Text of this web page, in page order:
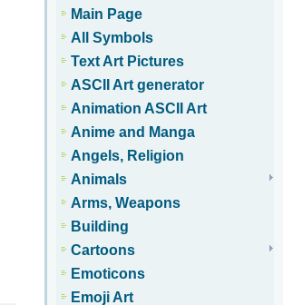
Main Page
All Symbols
Text Art Pictures
ASCII Art generator
Animation ASCII Art
Anime and Manga
Angels, Religion
Animals
Arms, Weapons
Building
Cartoons
Emoticons
Emoji Art